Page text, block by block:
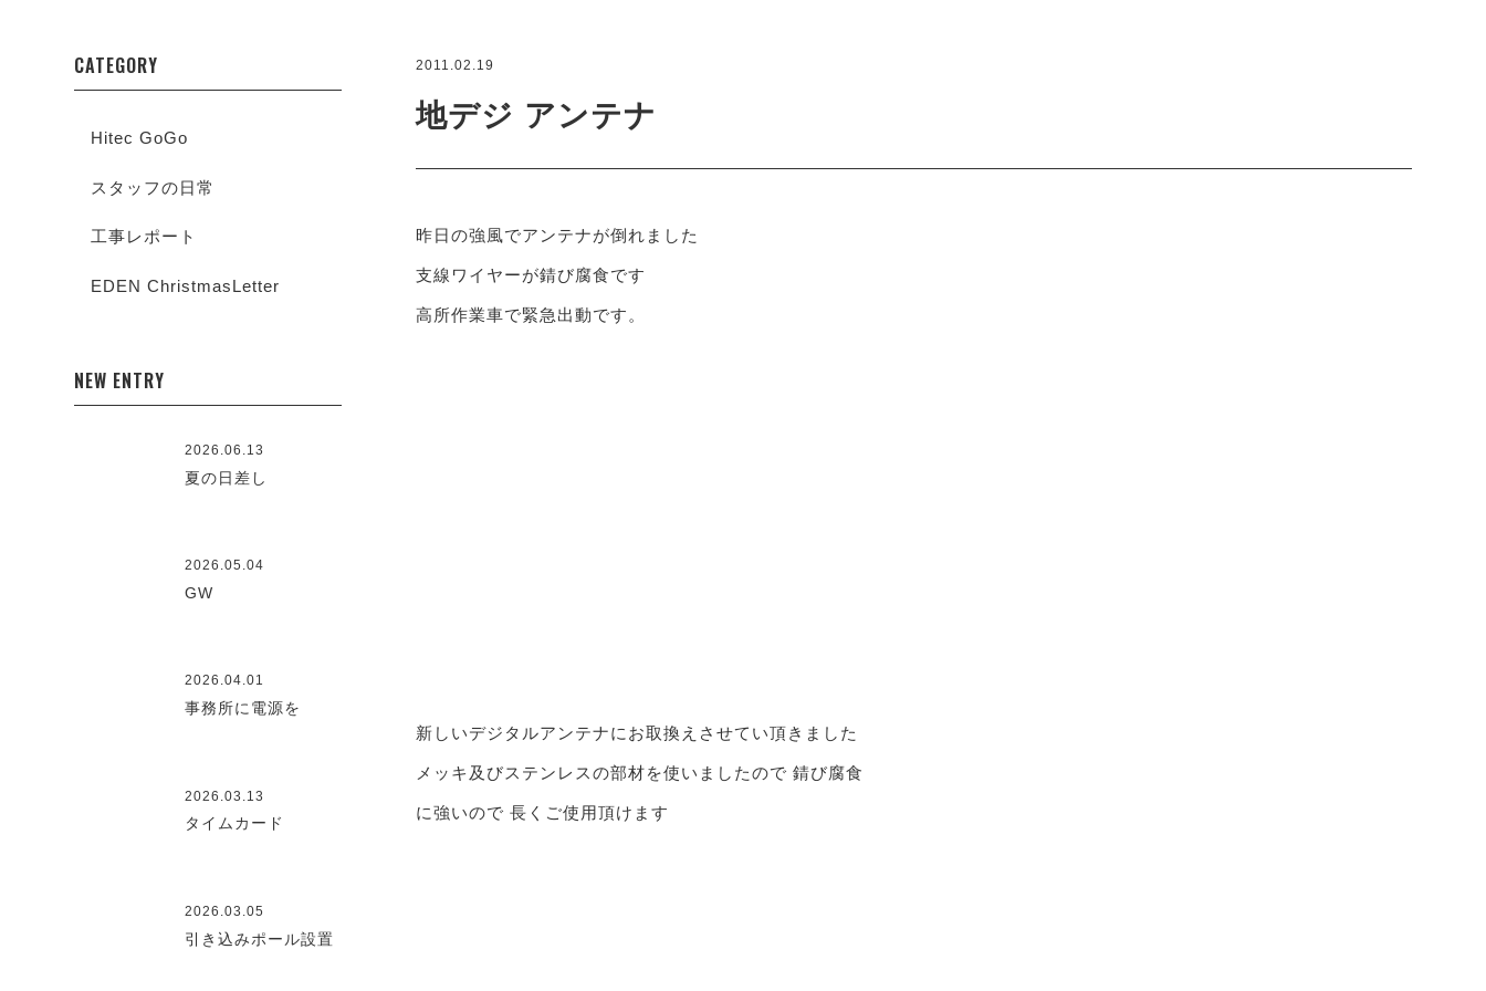
2011.02.19
地デジ アンテナ
昨日の強風でアンテナが倒れました
支線ワイヤーが錆び腐食です
高所作業車で緊急出動です。
新しいデジタルアンテナにお取換えさせてい頂きました
メッキ及びステンレスの部材を使いましたので 錆び腐食
に強いので 長くご使用頂けます
CATEGORY
Hitec GoGo
スタッフの日常
工事レポート
EDEN ChristmasLetter
NEW ENTRY
2026.06.13
夏の日差し
2026.05.04
GW
2026.04.01
事務所に電源を
2026.03.13
タイムカード
2026.03.05
引き込みポール設置